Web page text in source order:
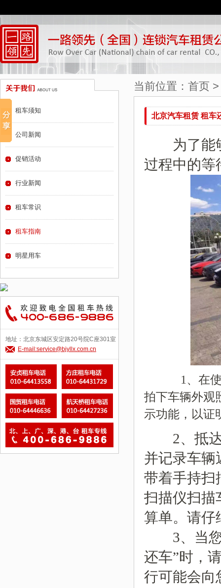
当前位置： 首页
北京汽车租赁 租车
为了能够
过程中的等
1、在使
拍下车辆外观
示功能，以证
2、抵达
并记录车辆
带着手持扫
扫描仪扫描
算单。请仔
3、当您
还车”时，
行可能会向
租车须知
公司新闻
促销活动
行业新闻
租车常识
租车指南
明星用车
地址：北京东城区安定路20号院C座301室
E-mail:service@bjyllx.com.cn